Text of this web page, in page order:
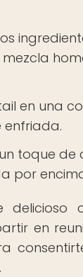
en una
enfriada.
toque de
por
delicioso
en